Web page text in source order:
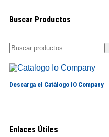
Buscar Productos
Descarga el Catálogo IO Company
Enlaces Útiles